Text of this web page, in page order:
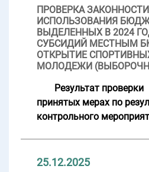
ПРОВЕРКА
ИСПОЛЬЗОВАНИЯ
ВЫДЕЛЕННЫХ В 2024
СУБСИДИЙ МЕСТНЫМ
ОТКРЫТИЕ
МОЛОДЕЖИ
Результат проверки
принятых мерах по
контрольного
25.12.2025